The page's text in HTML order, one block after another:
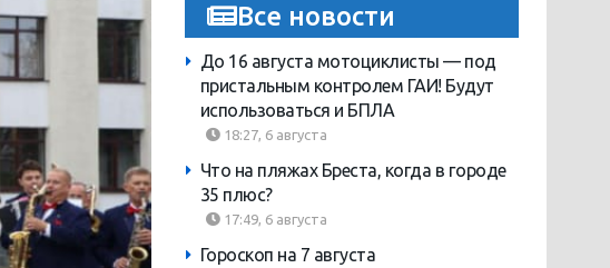
Все новости
До 16 августа мотоциклисты — под
пристальным контролем ГАИ! Будут
использоваться и БПЛА
18:27, 6 августа
Что на пляжах Бреста, когда в городе
35 плюс?
17:49, 6 августа
Гороскоп на 7 августа